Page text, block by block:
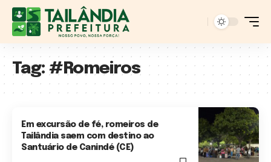
Tag: #Romeiros
Em excursão de fé, romeiros de
Tailândia saem com destino ao
Santuário de Canindé (CE)